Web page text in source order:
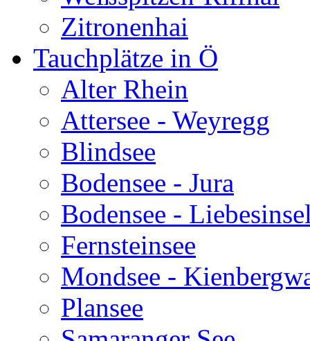
Zitronenhai
Tauchplätze in Ö
Alter Rhein
Attersee - Weyregg
Blindsee
Bodensee - Jura
Bodensee -
Fernsteinsee
Mondsee -
Plansee